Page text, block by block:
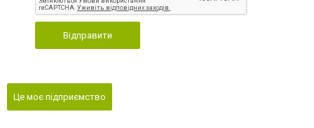
Відправити
Це моє підприємство